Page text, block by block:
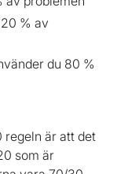
% av
du 80 %
regeln är att det
som är